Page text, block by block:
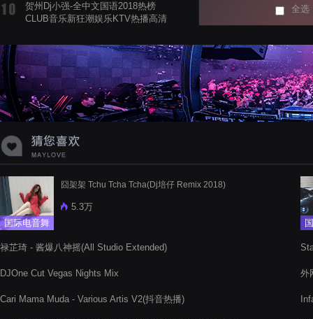
蝉爸爸妈妈爱存在夏天的风是想你的
声音啊
贺州Dj小强-全中文国语2018热榜
CLUB音乐新狂潮娱乐KTV热播高清
全选
国际电音舞
囧架架 Tchu Tcha Tcha(Dj培仔 Remix 2018)
5.3万
禄芷琦 - 酱爆八神摇(All Studio Extended)
DJOne Cut Vegas Nights Mix
Cari Mama Muda - Various Artis V2(抖音热播)
外